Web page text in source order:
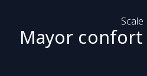
Scale
Mayor